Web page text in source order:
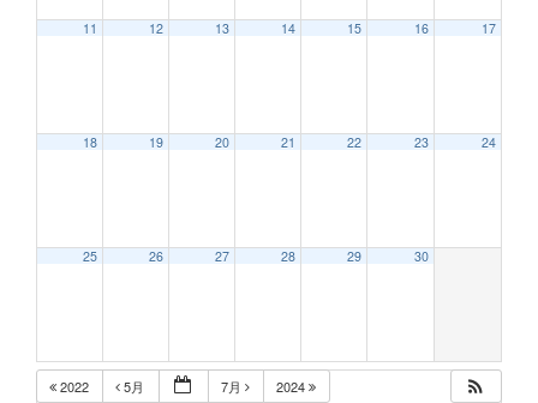
11 12 13 14 15 16 17
18 19 20 21 22 23 24
25 26 27 28 29 30
2022 5月 7月 2024